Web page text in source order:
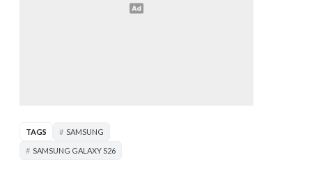
TAGS SAMSUNG
SAMSUNG GALAXY S26